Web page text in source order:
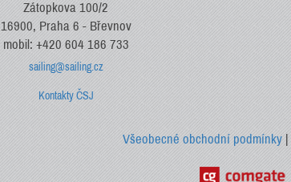
Zátopkova 100/2
16900, Praha 6 - Břevnov
mobil: +420 604 186 733
sailing@sailing.cz
Kontakty ČSJ
Všeobecné obchodní podmínky|